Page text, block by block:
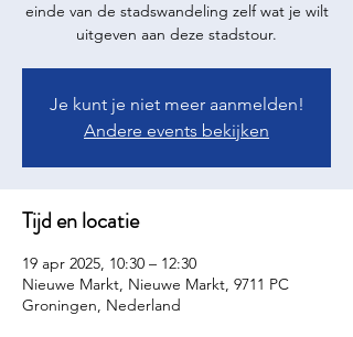
einde van de stadswandeling zelf wat je wilt
uitgeven aan deze stadstour.
Je kunt je niet meer aanmelden!
Andere events bekijken
Tijd en locatie
19 apr 2025, 10:30 – 12:30
Nieuwe Markt, Nieuwe Markt, 9711 PC
Groningen, Nederland